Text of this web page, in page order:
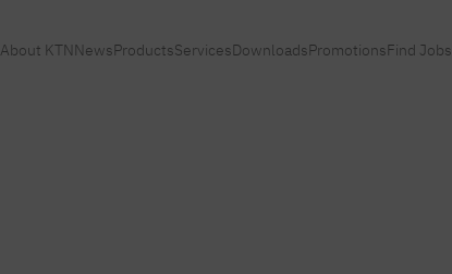
About KTNNewsProductsServicesDownloadsPromotionsFind Jobs